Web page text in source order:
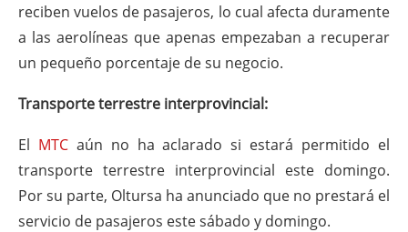
reciben vuelos de pasajeros, lo cual afecta duramente
a las aerolíneas que apenas empezaban a recuperar
un pequeño porcentaje de su negocio.
Transporte terrestre interprovincial:
El MTCaún no ha aclarado si estará permitido el
transporte terrestre interprovincial este domingo.
Por su parte, Oltursa ha anunciado que no prestará el
servicio de pasajeros este sábado y domingo.